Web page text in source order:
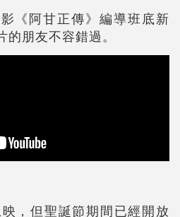
《阿甘正傳》編導班底新
朋友不容錯過。
，但聖誕節期間已經開放